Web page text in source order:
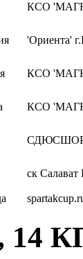
КСО
'Ориента'
КСО
КСО
ск
14